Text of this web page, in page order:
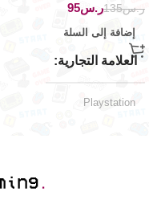
ر.س135ر.س95
إضافة إلى السلة
العلامة التجارية
Playstation
مستخدم بحالة جيدة جدا